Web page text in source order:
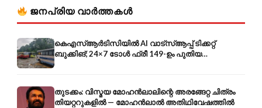
ജനപ്രിയ വാർത്തകൾ
കെഎസ്ആർടിസിയിൽ AI വാട്സ്ആപ്പ് ടിക്കറ്റ്
ബുക്കിങ്; 24×7 ടോൾ ഫ്രീ 149-ഉം പുതിയ
കൊറിയറും
തുടക്കം: വിസ്മയ മോഹൻലാലിന്റെ അരങ്ങേറ്റ ചിത്രം
തിയറ്ററുകളിൽ — മോഹൻലാൽ അതിഥിവേഷത്തിൽ